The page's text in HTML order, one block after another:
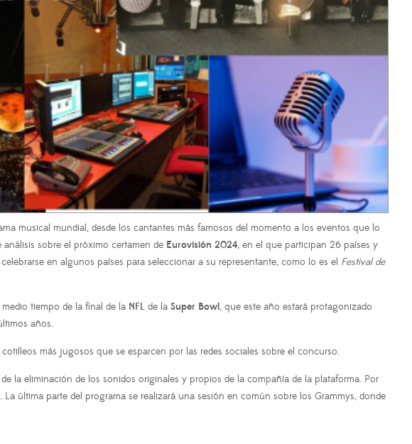
musical mundial, desde los cantantes más famosos del momento a los eventos que lo
sobre el próximo certamen de Eurovisión 2024, en el que participan 26 países y
en algunos países para seleccionar a su representante, como lo es el Festival de
tiempo de la final de la NFL de la Super Bowl, que este año estará protagonizado
años.
cotilleos más jugosos que se esparcen por las redes sociales sobre el concurso.
la eliminación de los sonidos originales y propios de la compañía de la plataforma. Por
última parte del programa se realizará una sesión en común sobre los Grammys, donde